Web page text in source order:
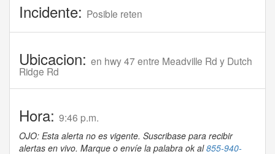
Incidente: Posible reten
Ubicacion: en hwy 47 entre Meadville Rd y Dutch
Ridge Rd
Hora: 9:46 p.m.
OJO: Esta alerta no es vigente. Suscribase para recibir
alertas en vivo. Marque o envíe la palabra ok al855-940-